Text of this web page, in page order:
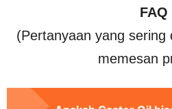
FAQ
(Pertanyaan yang sering
memesan